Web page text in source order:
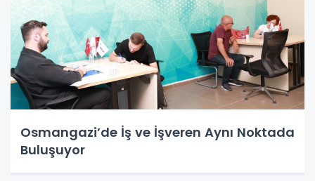
Osmangazi’de İş ve İşveren Aynı Noktada
Buluşuyor